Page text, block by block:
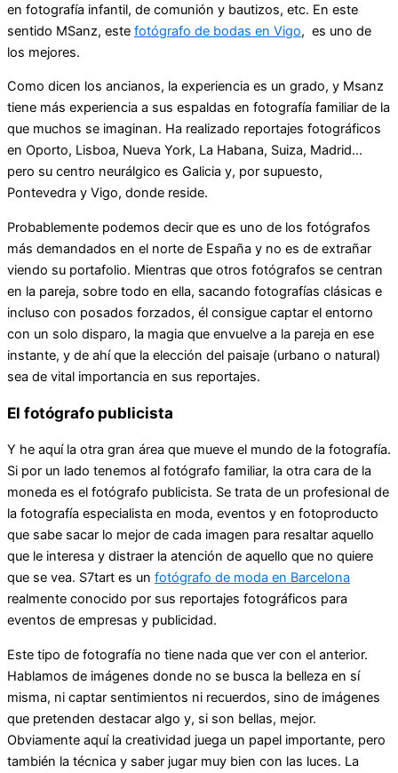
en fotografía infantil, de comunión y bautizos, etc. En este
sentido MSanz, este fotógrafo de bodas en Vigo, es uno de
los mejores.
Como dicen los ancianos, la experiencia es un grado, y Msanz
tiene más experiencia a sus espaldas en fotografía familiar de la
que muchos se imaginan. Ha realizado reportajes fotográficos
en Oporto, Lisboa, Nueva York, La Habana, Suiza, Madrid…
pero su centro neurálgico es Galicia y, por supuesto,
Pontevedra y Vigo, donde reside.
Probablemente podemos decir que es uno de los fotógrafos
más demandados en el norte de España y no es de extrañar
viendo su portafolio. Mientras que otros fotógrafos se centran
en la pareja, sobre todo en ella, sacando fotografías clásicas e
incluso con posados forzados, él consigue captar el entorno
con un solo disparo, la magia que envuelve a la pareja en ese
instante, y de ahí que la elección del paisaje (urbano o natural)
sea de vital importancia en sus reportajes.
El fotógrafo publicista
Y he aquí la otra gran área que mueve el mundo de la fotografía.
Si por un lado tenemos al fotógrafo familiar, la otra cara de la
moneda es el fotógrafo publicista. Se trata de un profesional de
la fotografía especialista en moda, eventos y en fotoproducto
que sabe sacar lo mejor de cada imagen para resaltar aquello
que le interesa y distraer la atención de aquello que no quiere
que se vea. S7tart es un fotógrafo de moda en Barcelona
realmente conocido por sus reportajes fotográficos para
eventos de empresas y publicidad.
Este tipo de fotografía no tiene nada que ver con el anterior.
Hablamos de imágenes donde no se busca la belleza en sí
misma, ni captar sentimientos ni recuerdos, sino de imágenes
que pretenden destacar algo y, si son bellas, mejor.
Obviamente aquí la creatividad juega un papel importante, pero
también la técnica y saber jugar muy bien con las luces. La